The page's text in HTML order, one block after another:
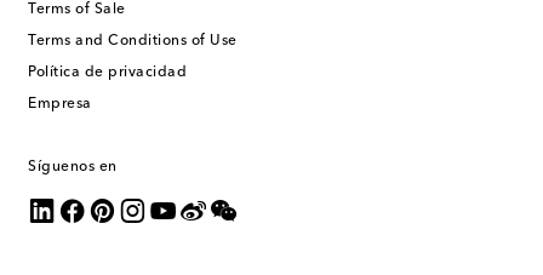
Terms of Sale
Terms and Conditions of Use
Política de privacidad
Empresa
Síguenos en